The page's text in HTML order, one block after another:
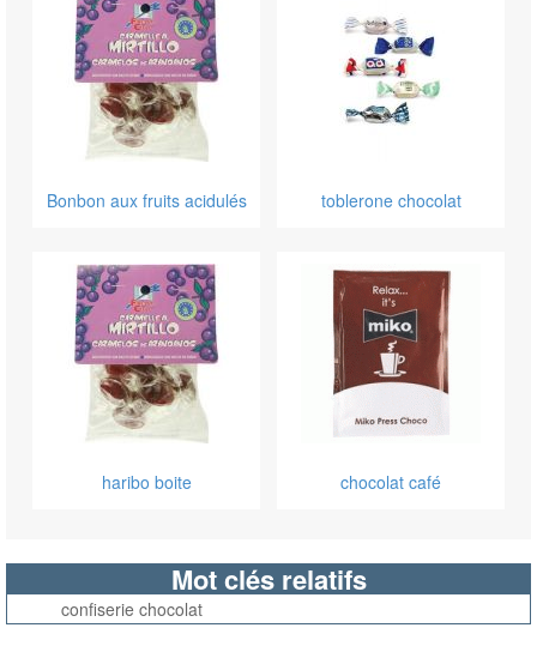
Bonbon aux fruits acidulés toblerone chocolat
haribo boite chocolat café
Mot clés relatifs
confiserie chocolat